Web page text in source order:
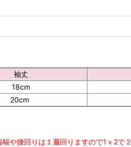
袖丈
18cm
20cm
や腰回りは１週回りますので1ｘ2で